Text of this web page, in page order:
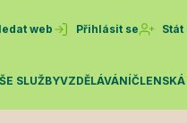
web Přihlásit se Stát
SLUŽBYVZDĚLÁVÁNÍČLENSKÁ